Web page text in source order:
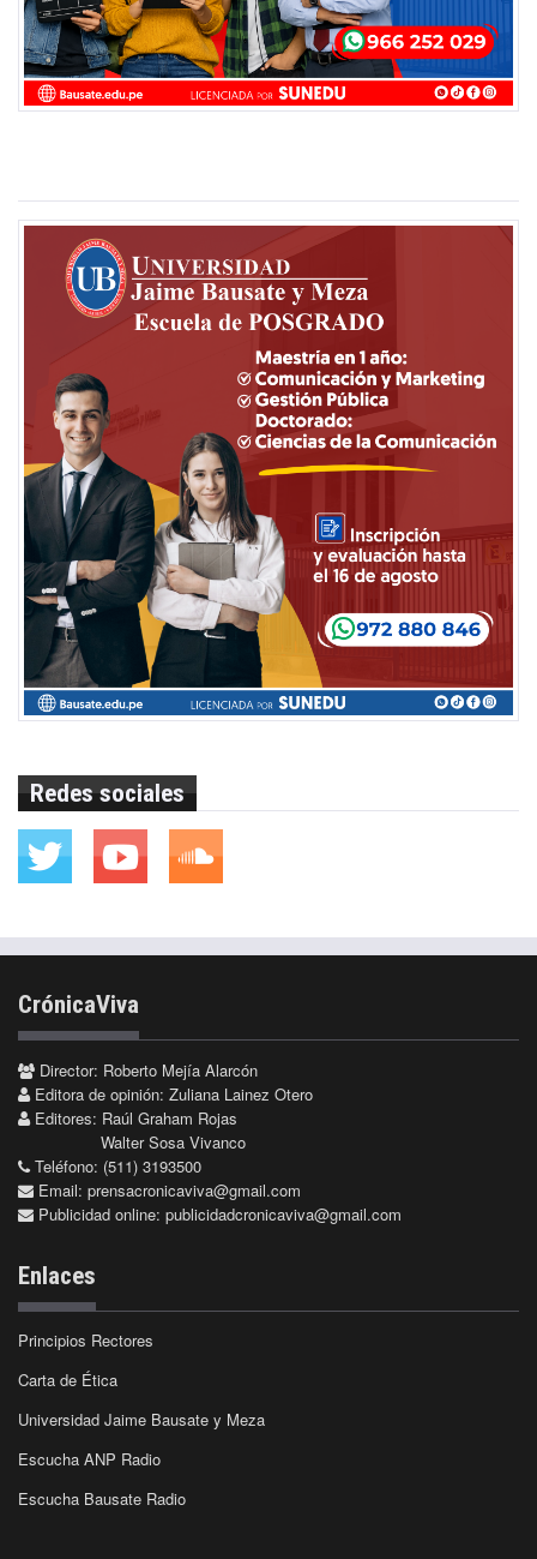
Redes sociales
CrónicaViva
Director: Roberto Mejía Alarcón
Editora de opinión: Zuliana Lainez Otero
Editores: Raúl Graham Rojas
Walter Sosa Vivanco
Teléfono: (511) 3193500
Email: prensacronicaviva@gmail.com
Publicidad online: publicidadcronicaviva@gmail.com
Enlaces
Principios Rectores
Carta de Ética
Universidad Jaime Bausate y Meza
Escucha ANP Radio
Escucha Bausate Radio